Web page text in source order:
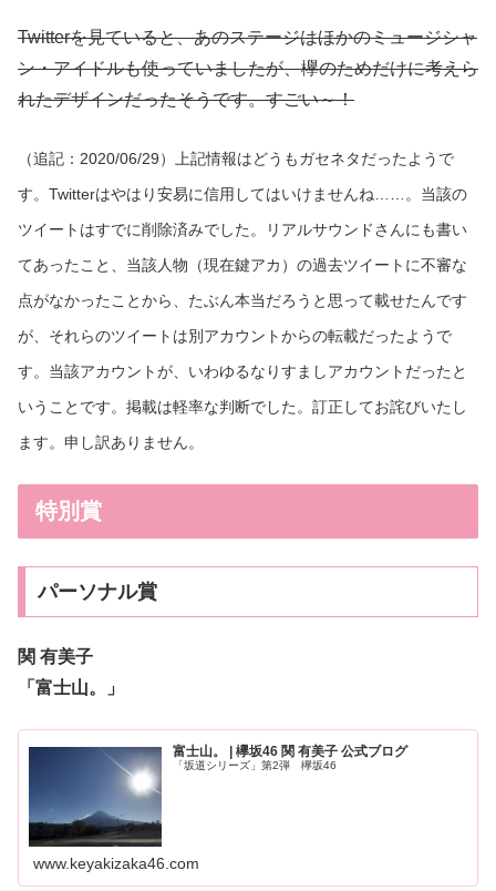
Twitterを見ていると、あのステージはほかのミュージシャ
ン・アイドルも使っていましたが、欅のためだけに考えら
れたデザインだったそうです。すごい～！
（追記：2020/06/29）上記情報はどうもガセネタだったようで
す。Twitterはやはり安易に信用してはいけませんね……。当該の
ツイートはすでに削除済みでした。リアルサウンドさんにも書い
てあったこと、当該人物（現在鍵アカ）の過去ツイートに不審な
点がなかったことから、たぶん本当だろうと思って載せたんです
が、それらのツイートは別アカウントからの転載だったようで
す。当該アカウントが、いわゆるなりすましアカウントだったと
いうことです。掲載は軽率な判断でした。訂正してお詫びいたし
ます。申し訳ありません。
特別賞
パーソナル賞
関 有美子
「富士山。」
富士山。 | 欅坂46 関 有美子 公式ブログ
「坂道シリーズ」第2弾 欅坂46
www.keyakizaka46.com